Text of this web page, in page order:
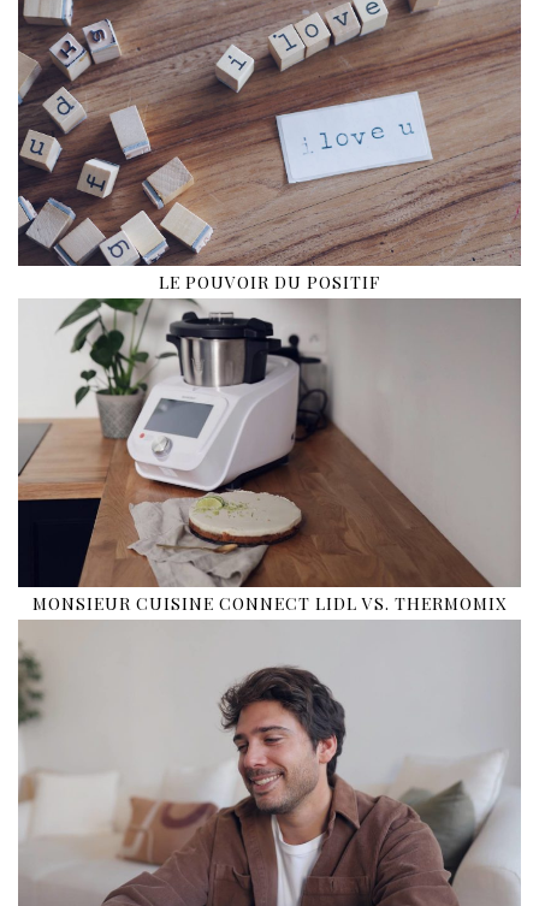
LE POUVOIR DU POSITIF
MONSIEUR CUISINE CONNECT LIDL VS. THERMOMIX